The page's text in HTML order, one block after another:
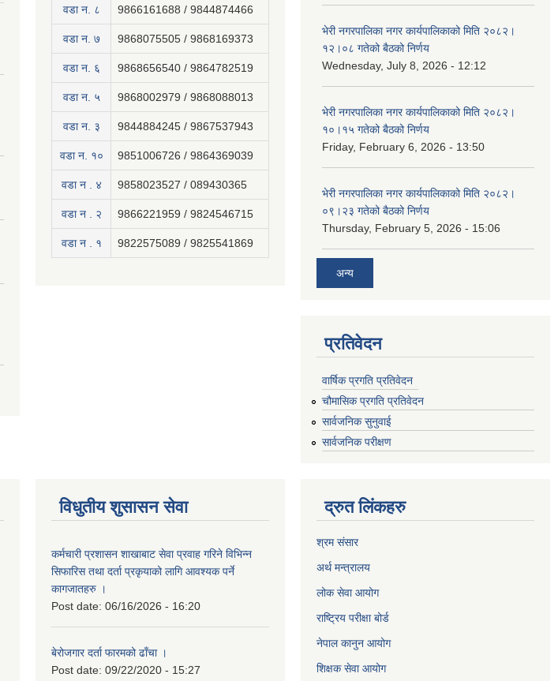
वडा न. ८ 9866161688 / 9844874466
वडा न. ७ 9868075505 / 9868169373
वडा न. ६ 9868656540 / 9864782519
वडा न. ५ 9868002979 / 9868088013
वडा न. ३ 9844884245 / 9867537943
वडा न. १० 9851006726 / 9864369039
वडा न . ४ 9858023527 / 089430365
वडा न . २ 9866221959 / 9824546715
वडा न . १ 9822575089 / 9825541869
भेरी नगरपालिका नगर कार्यपालिकाको मिति २०८२।
१२।०८ गतेको बैठको निर्णय
Wednesday, July 8, 2026 - 12:12
भेरी नगरपालिका नगर कार्यपालिकाको मिति २०८२।
१०।१५ गतेको बैठको निर्णय
Friday, February 6, 2026 - 13:50
भेरी नगरपालिका नगर कार्यपालिकाको मिति २०८२।
०९।२३ गतेको बैठको निर्णय
Thursday, February 5, 2026 - 15:06
अन्य
प्रतिवेदन
वार्षिक प्रगति प्रतिवेदन
चौमासिक प्रगति प्रतिवेदन
सार्वजनिक सुनुवाई
सार्वजनिक परीक्षण
विधुतीय शुसासन सेवा
कर्मचारी प्रशासन शाखाबाट सेवा प्रवाह गरिने विभिन्न
सिफारिस तथा दर्ता प्रकृयाको लागि आवश्यक पर्ने
कागजातहरु ।
Post date: 06/16/2026 - 16:20
बेरोजगार दर्ता फारमको ढाँचा ।
Post date: 09/22/2020 - 15:27
द्रुत लिंकहरु
श्रम संसार
अर्थ मन्त्रालय
लोक सेवा आयोग
राष्ट्रिय परीक्षा बोर्ड
नेपाल कानुन आयोग
शिक्षक सेवा आयोग